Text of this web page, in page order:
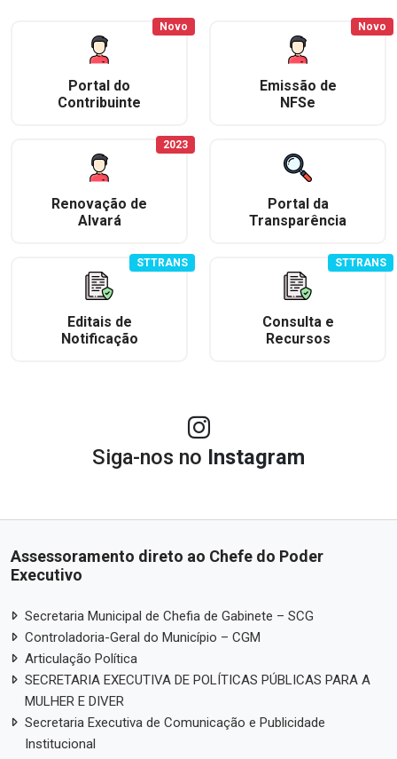
Portal do
Contribuinte
Novo
Emissão de
NFSe
Novo
Renovação de
Alvará
2023
Portal da
Transparência
Editais de
Notificação
STTRANS
Consulta e
Recursos
STTRANS
Siga-nos no Instagram
Assessoramento direto ao Chefe do Poder
Executivo
Secretaria Municipal de Chefia de Gabinete – SCG
Controladoria-Geral do Município – CGM
Articulação Política
SECRETARIA EXECUTIVA DE POLÍTICAS PÚBLICAS PARA A
MULHER E DIVER
Secretaria Executiva de Comunicação e Publicidade
Institucional